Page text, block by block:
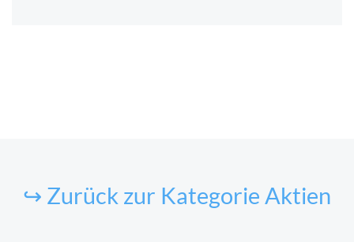
↪ Zurück zur Kategorie Aktien